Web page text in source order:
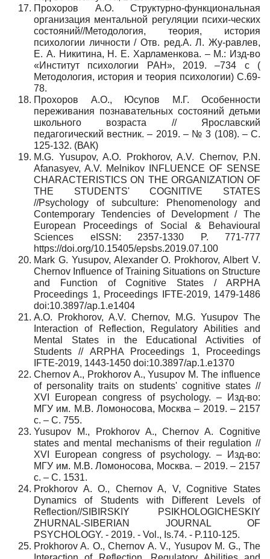
Прохоров А.О. Структурно-функциональная
организация ментальной регуляции психи-ческих
состояний//Методология, теория, история
психологии личности / Отв. ред.А. Л. Жу-равлев,
Е. А. Никитина, Н. Е. Харламенкова. – М.: Изд-во
«Институт психологии РАН», 2019. –734 с (
Методология, история и теория психологии) С.69-
78.
Прохоров А.О., Юсупов М.Г. Особенности
переживания познавательных состояний детьми
школьного возраста // Ярославский
педагогический вестник. – 2019. – № 3 (108). – C.
125-132. (ВАК)
M.G. Yusupov, A.O. Prokhorov, A.V. Chernov, P.N.
Afanasyev, A.V. Melnikov INFLUENCE OF SENSE
CHARACTERISTICS ON THE ORGANIZATION OF
THE STUDENTS' COGNITIVE STATES
//Psychology of subculture: Phenomenology and
Contemporary Tendencies of Development / The
European Proceedings of Social & Behavioural
Sciences eISSN: 2357-1330 P. 771-777
https://doi.org/10.15405/epsbs.2019.07.100
Mark G. Yusupov, Alexander O. Prokhorov, Albert V.
Chernov Influence of Training Situations on Structure
and Function of Cognitive States / ARPHA
Proceedings 1, Proceedings IFTE-2019, 1479-1486
doi:10.3897/ap.1.e1404
A.O. Prokhorov, A.V. Chernov, M.G. Yusupov The
Interaction of Reflection, Regulatory Abilities and
Mental States in the Educational Activities of
Students // ARPHA Proceedings 1, Proceedings
IFTE-2019, 1443-1450 doi:10.3897/ap.1.e1370
Chernov A., Prokhorov A., Yusupov M. The influence
of personality traits on students' cognitive states //
XVI European congress of psychology. –
Изд-во:
МГУ им. М.В. Ломоносова, Москва – 2019. – 2157
с. – С. 755.
Yusupov M., Prokhorov A., Chernov A. Cognitive
states and mental mechanisms of their regulation //
XVI European congress of psychology. –
Изд-во:
МГУ им. М.В.Ломоносова, Москва. – 2019. – 2157
с. – С. 1531.
Prokhorov A. O., Chernov A, V, Cognitive States
Dynamics of Students with Different Levels of
Reflection//SIBIRSKIY PSIKHOLOGICHESKIY
ZHURNAL-SIBERIAN JOURNAL OF
PSYCHOLOGY. - 2019. - Vol., Is.74. - P.110-125.
Prokhorov A. O., Chernov A. V., Yusupov M. G., The